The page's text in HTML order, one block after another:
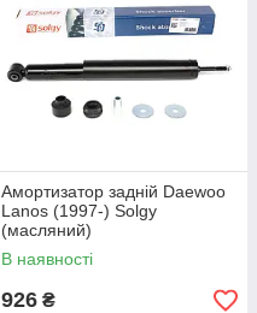
Амортизатор задній Daewoo
Lanos (1997-) Solgy
(масляний)
В наявності
926 ₴